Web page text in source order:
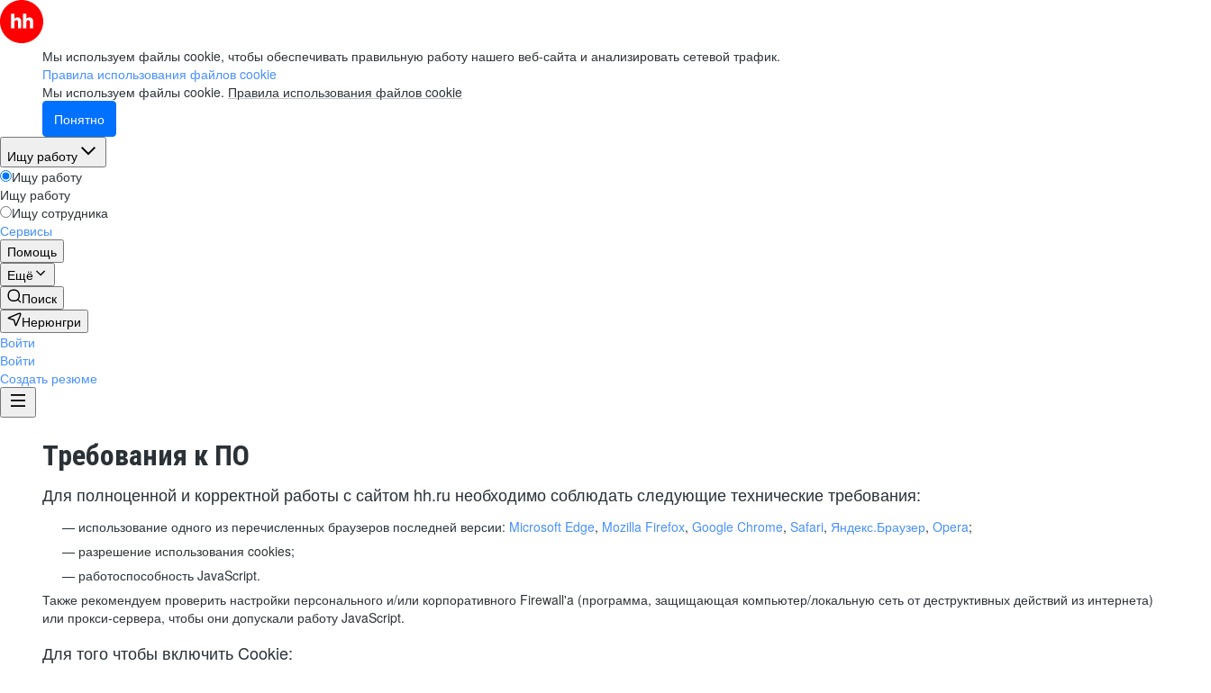
Мы используем файлы cookie, чтобы обеспечивать правильную работу нашего веб-сайта и анализировать сетевой трафик.
Правила использования файлов cookie
Мы используем файлы cookie. Правила использования файлов cookie
Понятно
Ищу работу
Ищу работу
Ищу работу
Ищу сотрудника
Сервисы
Помощь
Ещё
Поиск
Нерюнгри
Войти
Войти
Создать резюме
Требования к ПО
Для полноценной и корректной работы с сайтом hh.ru необходимо соблюдать следующие технические требования:
использование одного из перечисленных браузеров последней версии: Microsoft Edge, Mozilla Firefox, Google Chrome, Safari, Яндекс.Браузер, Opera;
разрешение использования cookies;
работоспособность JavaScript.
Также рекомендуем проверить настройки персонального и/или корпоративного Firewall'a (программа, защищающая компьютер/локальную сеть от деструктивных действий из интернета)
или прокси-сервера, чтобы они допускали работу JavaScript.
Для того чтобы включить Cookie: